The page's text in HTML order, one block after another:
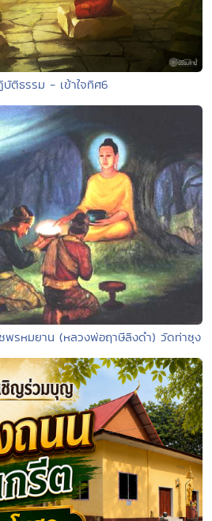
บัติธรรม - เข้าใจทิศ6
พรหมยาน (หลวงพ่อฤาษีลิงดำ) วัดท่าซุง